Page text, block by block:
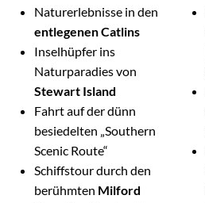
Naturerlebnisse in den
entlegenen Catlins
Inselhüpfer ins
Naturparadies von
Stewart Island
Fahrt auf der dünn
besiedelten „Southern
Scenic Route“
Schiffstour durch den
berühmten Milford